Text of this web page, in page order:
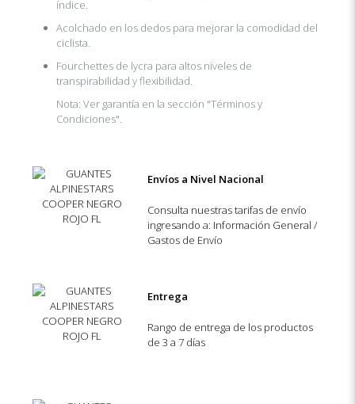
índice.
Acolchado en los dedos para mejorar la comodidad del
ciclista.
Fourchettes de lycra para altos niveles de
transpirabilidad y flexibilidad.
Nota: Ver garantía en la sección "Términos y
Condiciones".
Envíos a Nivel Nacional
Consulta nuestras tarifas de envío
ingresando a: Información General /
Gastos de Envío
Entrega
Rango de entrega de los productos
de 3 a 7 días